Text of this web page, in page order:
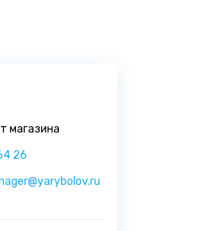
магазина
26